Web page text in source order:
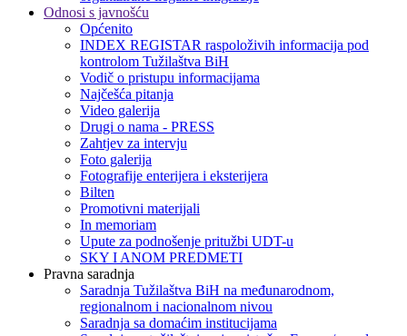
Odnosi s javnošću
Općenito
INDEX REGISTAR raspoloživih informacija pod
kontrolom Tužilaštva BiH
Vodič o pristupu informacijama
Najčešća pitanja
Video galerija
Drugi o nama - PRESS
Zahtjev za intervju
Foto galerija
Fotografije enterijera i eksterijera
Bilten
Promotivni materijali
In memoriam
Upute za podnošenje pritužbi UDT-u
SKY I ANOM PREDMETI
Pravna saradnja
Saradnja Tužilaštva BiH na međunarodnom,
regionalnom i nacionalnom nivou
Saradnja sa domaćim institucijama